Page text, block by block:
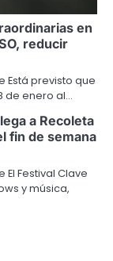
en
reducir
Está previsto que
de enero al…
a Recoleta
fin de semana
El Festival Clave
y música,